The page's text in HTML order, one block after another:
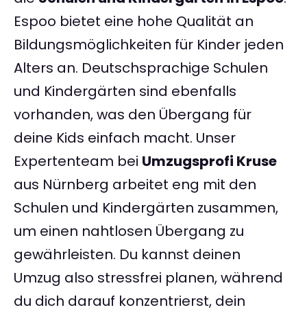
Espoo bietet eine hohe Qualität an
Bildungsmöglichkeiten für Kinder jeden
Alters an. Deutschsprachige Schulen
und Kindergärten sind ebenfalls
vorhanden, was den Übergang für
deine Kids einfach macht. Unser
Expertenteam bei Umzugsprofi Kruse
aus Nürnberg arbeitet eng mit den
Schulen und Kindergärten zusammen,
um einen nahtlosen Übergang zu
gewährleisten. Du kannst deinen
Umzug also stressfrei planen, während
du dich darauf konzentrierst, dein